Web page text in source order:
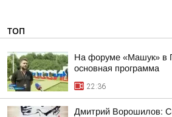
ТОП
На форуме «Машук» в
основная программа
22:36
Дмитрий Ворошилов: